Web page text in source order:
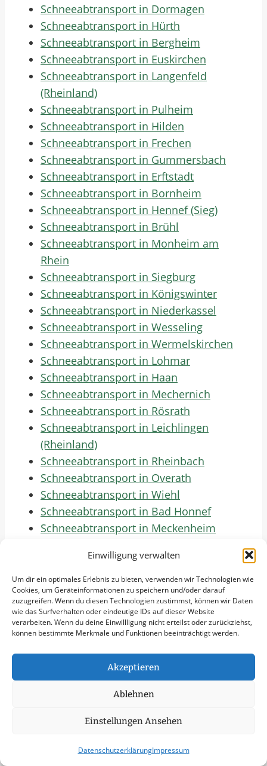
Einwilligung verwalten
Um dir ein optimales Erlebnis zu bieten, verwenden wir Technologien wie
Cookies, um Geräteinformationen zu speichern und/oder darauf
zuzugreifen. Wenn du diesen Technologien zustimmst, können wir Daten
wie das Surfverhalten oder eindeutige IDs auf dieser Website
verarbeiten. Wenn du deine Einwillligung nicht erteilst oder zurückziehst,
können bestimmte Merkmale und Funktionen beeinträchtigt werden.
Akzeptieren
Ablehnen
Einstellungen Ansehen
DatenschutzerklärungImpressum
Schneeabtransport in Dormagen
Schneeabtransport in Hürth
Schneeabtransport in Bergheim
Schneeabtransport in Euskirchen
Schneeabtransport in Langenfeld
(Rheinland)
Schneeabtransport in Pulheim
Schneeabtransport in Hilden
Schneeabtransport in Frechen
Schneeabtransport in Gummersbach
Schneeabtransport in Erftstadt
Schneeabtransport in Bornheim
Schneeabtransport in Hennef (Sieg)
Schneeabtransport in Brühl
Schneeabtransport in Monheim am
Rhein
Schneeabtransport in Siegburg
Schneeabtransport in Königswinter
Schneeabtransport in Niederkassel
Schneeabtransport in Wesseling
Schneeabtransport in Wermelskirchen
Schneeabtransport in Lohmar
Schneeabtransport in Haan
Schneeabtransport in Mechernich
Schneeabtransport in Rösrath
Schneeabtransport in Leichlingen
(Rheinland)
Schneeabtransport in Rheinbach
Schneeabtransport in Overath
Schneeabtransport in Wiehl
Schneeabtransport in Bad Honnef
Schneeabtransport in Meckenheim
Schneeabtransport in Zülpich
Schneeabtransport in Lindlar
Schneeabtransport in Wipperfürth
Schneeabtransport in Radevormwald
Schneeabtransport in Elsdorf
Schneeabtransport in Neunkirchen-
Seelscheid
Schneeabtransport in Kürten
Schneeabtransport in Waldbröl
Schneeabtransport in Engelskirchen